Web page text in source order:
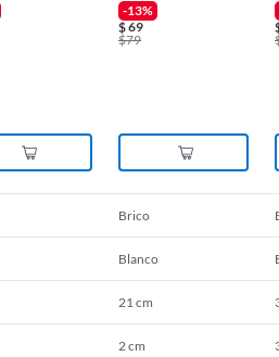
-13%
$69
$79
Brico
Blanco
21 cm
2 cm